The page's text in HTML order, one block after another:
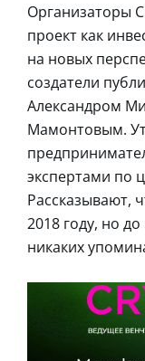
Организаторы
проект как
на новых
создатели
Александром
Мамонтовым.
экспертами по
Рассказывают,
2018 году, но
никаких